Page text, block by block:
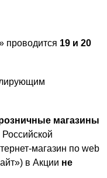
проводится 19 и 20
магазины
магазин по web
в Акции не